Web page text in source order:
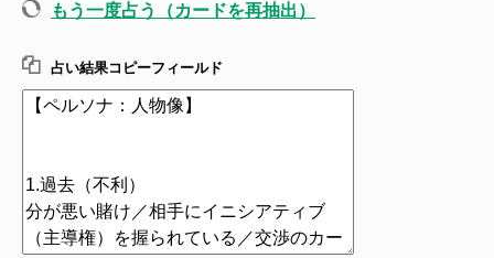
もう一度占う（カードを再抽出）
占い結果コピーフィールド